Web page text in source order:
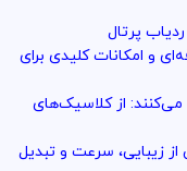
پرتال
و امکانات کلیدی برای
از کلاسیک‌های
زیبایی، سرعت و تبدیل